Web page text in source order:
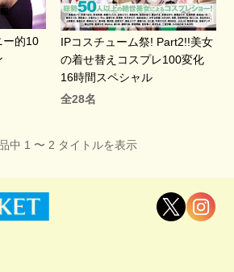
ー的10
IPコスチューム祭! Part2!!美女
の着せ替えコスプレ100変化
16時間スペシャル
全28名
中 1 〜 2 タイトルを表示